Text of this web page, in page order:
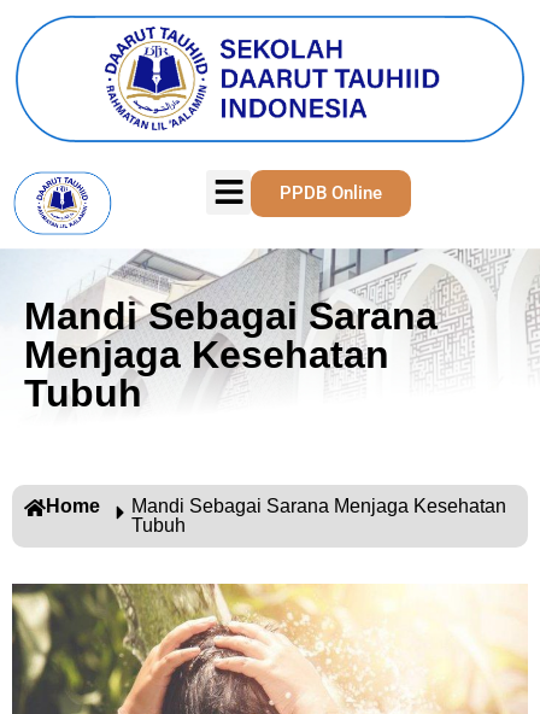
PPDB Online
Mandi Sebagai Sarana
Menjaga Kesehatan
Tubuh
Home
Mandi Sebagai Sarana Menjaga Kesehatan
Tubuh